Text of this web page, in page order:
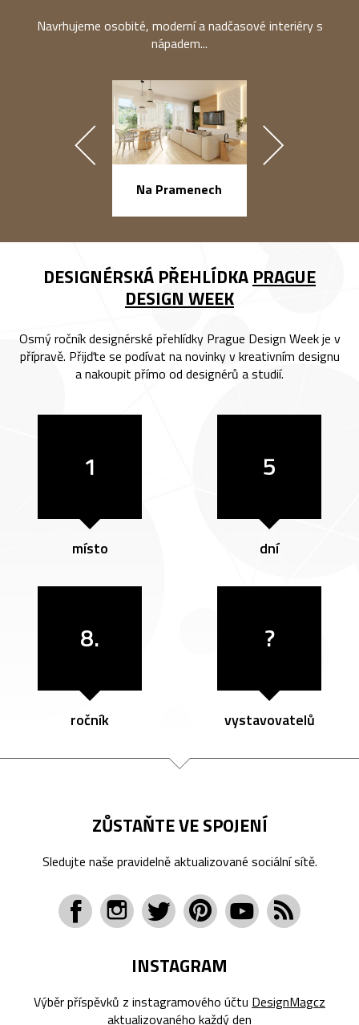
Navrhujeme osobité, moderní a nadčasové interiéry s
nápadem...
Na Pramenech
DESIGNÉRSKÁ PŘEHLÍDKA PRAGUE
DESIGN WEEK
Osmý ročník designérské přehlídky Prague Design Week je v
přípravě. Přijďte se podívat na novinky v kreativním designu
a nakoupit přímo od designérů a studií.
1
místo
5
dní
8.
ročník
?
vystavovatelů
ZŮSTAŇTE VE SPOJENÍ
Sledujte naše pravidelně aktualizované sociální sítě.
INSTAGRAM
Výběr příspěvků z instagramového účtu DesignMagcz
aktualizovaného každý den